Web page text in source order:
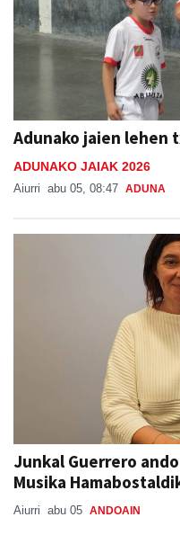
Adunako jaien lehen
ADUNAKO JAIAK 2026
Aiurri abu 05, 08:47 ADUNA
Junkal Guerrero
Musika
Aiurri abu 05 ANDOAIN